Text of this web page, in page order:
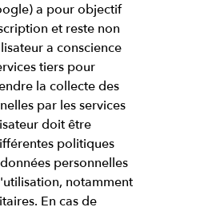
a pour objectif
et reste non
a conscience
tiers pour
la collecte des
par les services
doit être
politiques
personnelles
notamment
En cas de